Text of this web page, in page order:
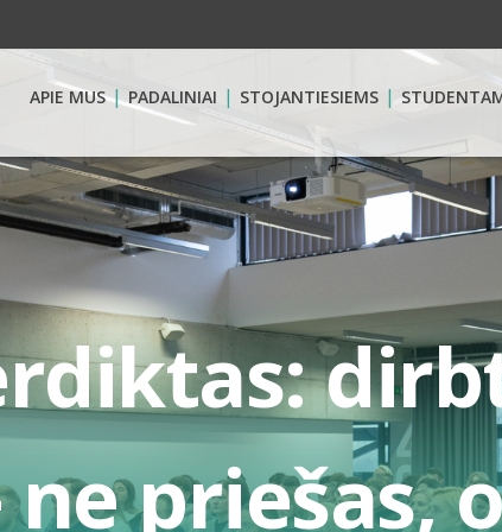
APIE MUS PADALINIAI STOJANTIESIEMS
priešas,